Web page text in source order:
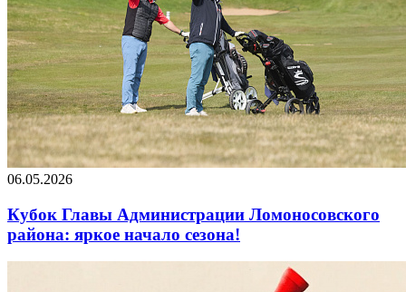
06.05.2026
Кубок Главы Администрации Ломоносовского
района: яркое начало сезона!